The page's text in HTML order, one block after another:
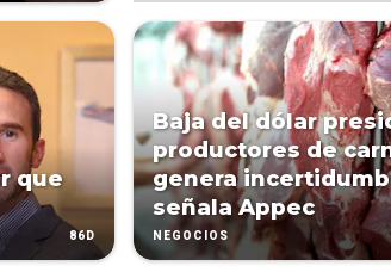
que
86D
Baja del dólar
productores de
genera
señala Appec
NEGOCIOS